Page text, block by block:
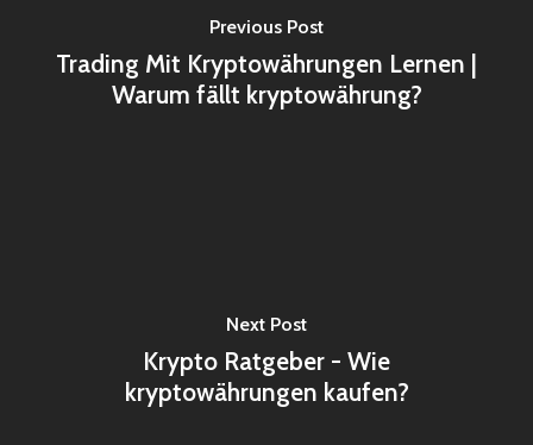
Previous Post
Trading Mit Kryptowährungen Lernen |
Warum fällt kryptowährung?
Next Post
Krypto Ratgeber - Wie
kryptowährungen kaufen?